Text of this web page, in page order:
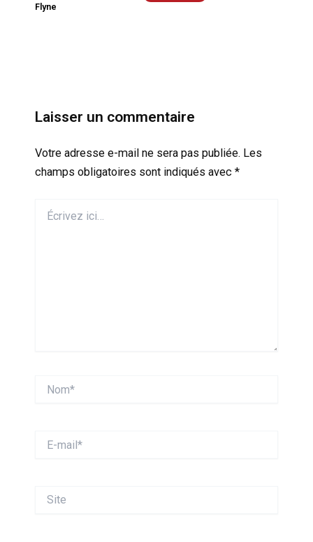
Flyne
Laisser un commentaire
Votre adresse e-mail ne sera pas publiée. Les
champs obligatoires sont indiqués avec *
ici…
mail*